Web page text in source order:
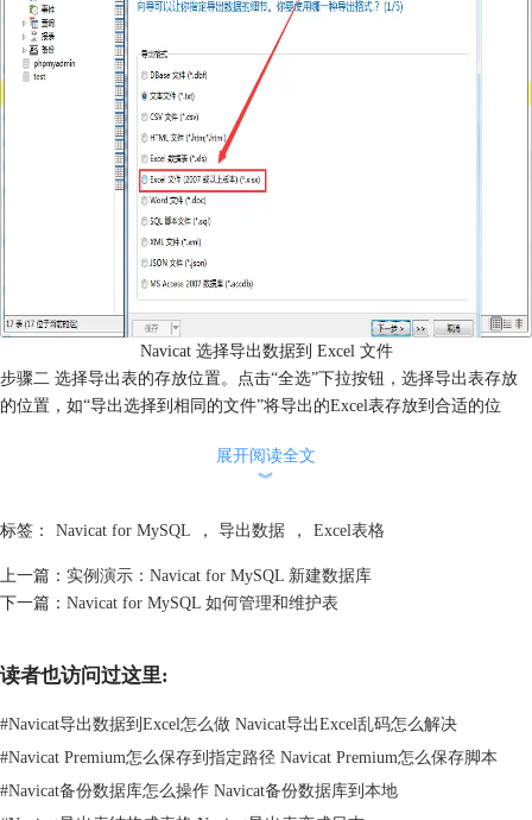
Navicat 选择导出数据到 Excel 文件
步骤二 选择导出表的存放位置。点击“全选”下拉按钮，选择导出表存放
的位置，如“导出选择到相同的文件”将导出的Excel表存放到合适的位
展开阅读全文
︾
标签： Navicat for MySQL ， 导出数据 ， Excel表格
上一篇： 实例演示：Navicat for MySQL 新建数据库
下一篇： Navicat for MySQL 如何管理和维护表
读者也访问过这里:
#Navicat导出数据到Excel怎么做 Navicat导出Excel乱码怎么解决
#Navicat Premium怎么保存到指定路径 Navicat Premium怎么保存脚本
#Navicat备份数据库怎么操作 Navicat备份数据库到本地